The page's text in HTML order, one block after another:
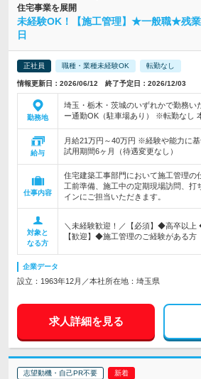
住宅事業を展開
未経験OK！【施工管理】★一般職★残
日
正社員 職種・業種未経験OK 転勤なし
情報更新日：2026/06/12 終了予定日：2026/12/03
勤務地
埼玉・栃木・茨城のいずれかで勤務
ー通勤OK（駐車場あり） ※転勤なし
給与
月給21万円～40万円 ※経験や能力に
試用期間6ヶ月（待遇変更なし）
仕事内容
住宅建築工事部門において施工管理の
工前準備、施工中の定期現場訪問、打
インにご担当いただきます。
対象と
なる方
＼未経験歓迎！／【必須】◆高卒以上
【歓迎】◆施工管理のご経験がある方
企業データ
設立：1963年12月／本社所在地：埼玉県
求人詳細を見る
志望動機・自己PR不要